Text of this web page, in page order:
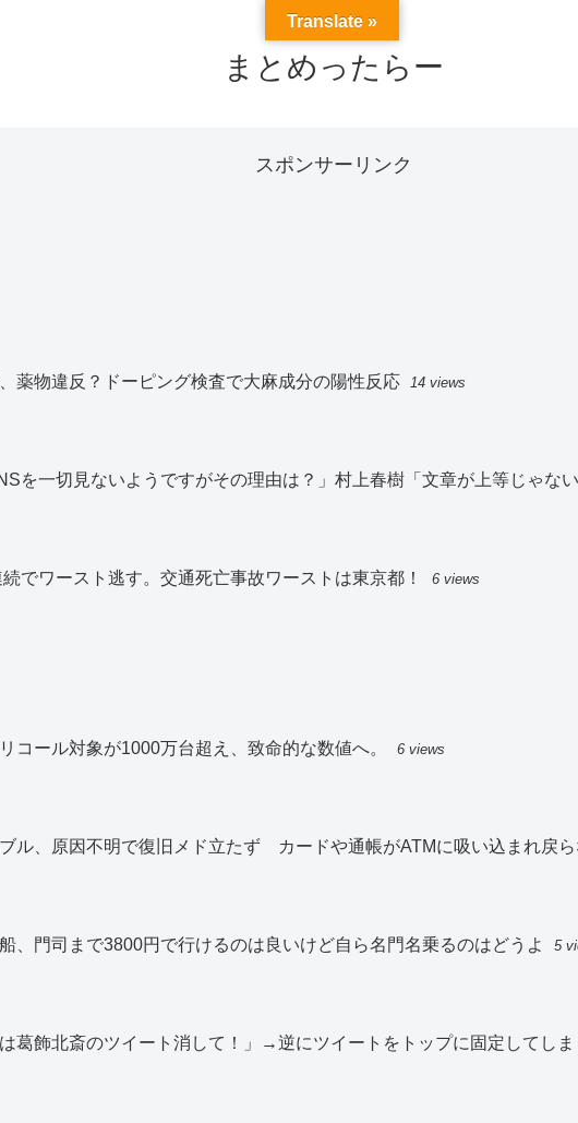
まとめったらー
スポンサーリンク
薬物違反？ドーピング検査で大麻成分の陽性反応 14 views
を一切見ないようですがその理由は？」村上春樹「文章が上等じゃない
でワースト逃す。交通死亡事故ワーストは東京都！ 6 views
コール対象が1000万台超え、致命的な数値へ。 6 views
ル、原因不明で復旧メド立たず カードや通帳がATMに吸い込まれ戻ら
、門司まで3800円で行けるのは良いけど自ら名門名乗るのはどうよ 5
葛飾北斎のツイート消して！」→逆にツイートをトップに固定してし
Translate »